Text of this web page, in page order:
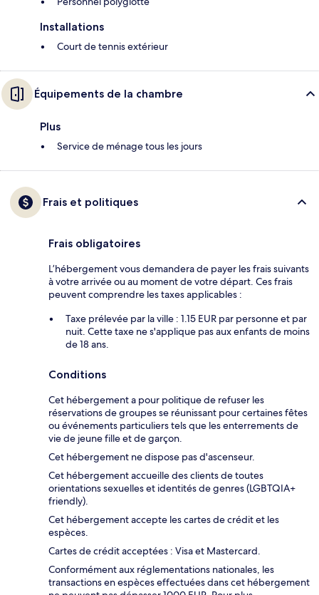
Installations
Court de tennis extérieur
Équipements de la chambre
Plus
Service de ménage tous les jours
Frais et politiques
Frais obligatoires
L’hébergement vous demandera de payer les frais suivants
à votre arrivée ou au moment de votre départ. Ces frais
peuvent comprendre les taxes applicables :
Taxe prélevée par la ville : 1.15 EUR par personne et par
nuit. Cette taxe ne s'applique pas aux enfants de moins
de 18 ans.
Conditions
Cet hébergement a pour politique de refuser les
réservations de groupes se réunissant pour certaines fêtes
ou événements particuliers tels que les enterrements de
vie de jeune fille et de garçon.
Cet hébergement ne dispose pas d'ascenseur.
Cet hébergement accueille des clients de toutes
orientations sexuelles et identités de genres (LGBTQIA+
friendly).
Cet hébergement accepte les cartes de crédit et les
espèces.
Cartes de crédit acceptées : Visa et Mastercard.
Conformément aux réglementations nationales, les
transactions en espèces effectuées dans cet hébergement